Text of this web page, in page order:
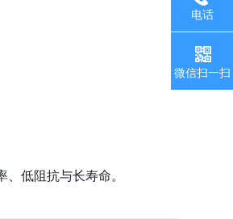
低阻抗与长寿命。
电话
微信扫一扫